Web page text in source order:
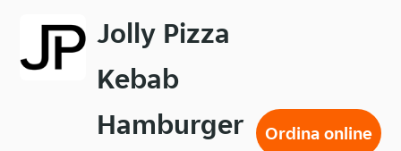
contenuto
principale
Jolly Pizza
Kebab
Hamburger
Ordina online